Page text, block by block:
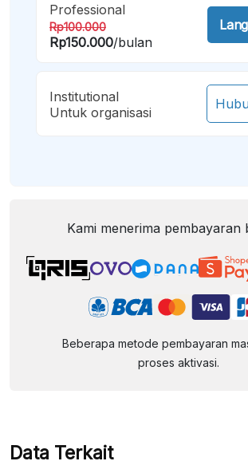
Professional
Rp100.000
Rp150.000/bulan
Institutional
Untuk organisasi
Kami menerima pembayaran
Beberapa metode pembayaran
proses aktivasi.
Data Terkait